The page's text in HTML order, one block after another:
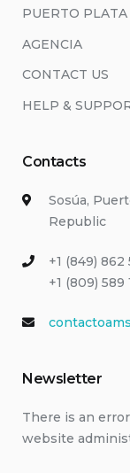
PUERTO
AGENCIA
CONTACT US
HELP &
Contacts
Sosúa,
Republic
+1 (849) 862
+1 (809) 589
Newsletter
There is an
website